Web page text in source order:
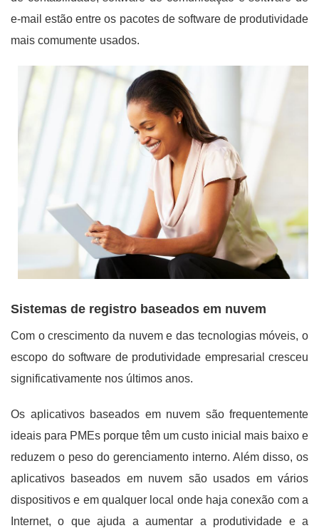
e-mail estão entre os pacotes de software de produtividade
mais comumente usados.
Sistemas de registro baseados em nuvem
Com o crescimento da nuvem e das tecnologias móveis, o
escopo do software de produtividade empresarial cresceu
significativamente nos últimos anos.
Os aplicativos baseados em nuvem são frequentemente
ideais para PMEs porque têm um custo inicial mais baixo e
reduzem o peso do gerenciamento interno. Além disso, os
aplicativos baseados em nuvem são usados ​​em vários
dispositivos e em qualquer local onde haja conexão com a
Internet, o que ajuda a aumentar a produtividade e a